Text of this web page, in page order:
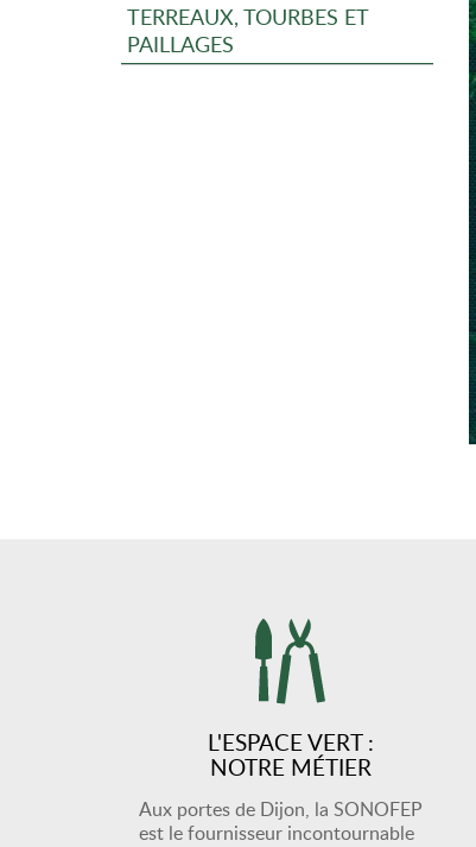
TERREAUX, TOURBES ET
PAILLAGES
L'ESPACE VERT :
NOTRE MÉTIER
Aux portes de Dijon, la SONOFEP
est le fournisseur incontournable